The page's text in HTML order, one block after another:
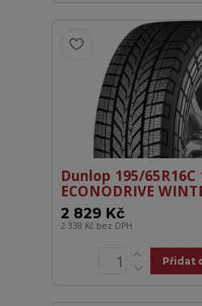
Dunlop 195/65R16C
ECONODRIVE
2 829 Kč
2 338 Kč bez DPH
Přidat